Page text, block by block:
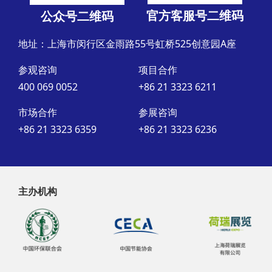
公众号二维码 官方客服号二维码
地址：上海市闵行区金雨路55号虹桥525创意园A座
参观咨询
400 069 0052
项目合作
+86 21 3323 6211
市场合作
+86 21 3323 6359
参展咨询
+86 21 3323 6236
主办机构